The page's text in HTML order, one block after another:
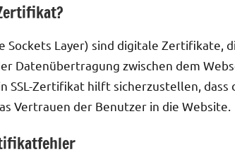
Sockets Layer) sind digitale
Datenübertragung zwischen dem
SSL-Zertifikat hilft sicherzustellen,
Vertrauen der Benutzer in die Website.